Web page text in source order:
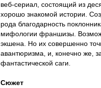
веб-сериал, состоящий из
хорошо знакомой истории.
рода благодарность
мифологии франшизы.
экшена. Но их совершенно
авантюризма, и, конечно же,
фантастической саги.
Сюжет